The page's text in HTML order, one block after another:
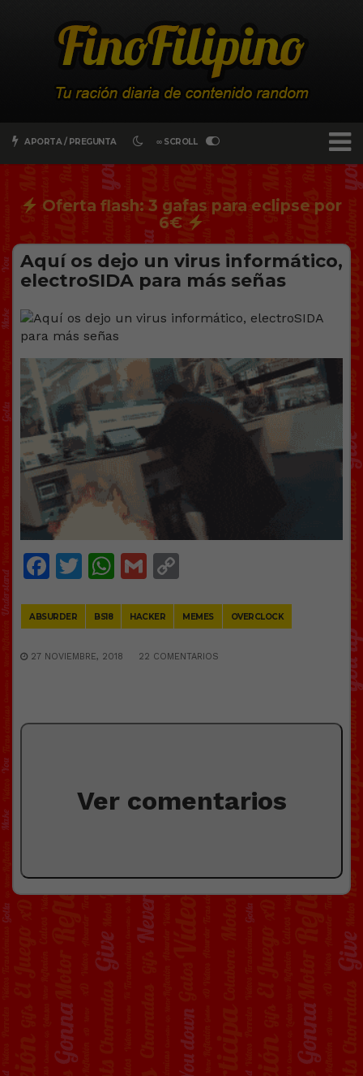
APORTA / PREGUNTA ∞ SCROLL
Oferta flash: 3 gafas para eclipse por
6€
Aquí os dejo un virus informático,
electroSIDA para más señas
Facebook
Twitter
WhatsApp
Gmail
ABSURDER BS18 HACKER MEMES OVERCLOCK
27 NOVIEMBRE, 2018 22 COMENTARIOS
Ver comentarios